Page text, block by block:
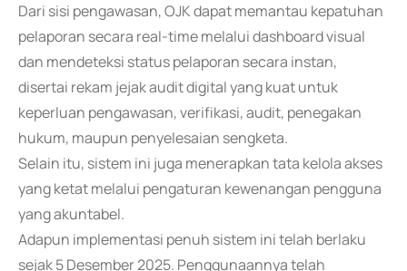
Dari sisi pengawasan, OJK dapat memantau kepatuhan
pelaporan secara real-time melalui dashboard visual
dan mendeteksi status pelaporan secara instan,
disertai rekam jejak audit digital yang kuat untuk
keperluan pengawasan, verifikasi, audit, penegakan
hukum, maupun penyelesaian sengketa.
Selain itu, sistem ini juga menerapkan tata kelola akses
yang ketat melalui pengaturan kewenangan pengguna
yang akuntabel.
Adapun implementasi penuh sistem ini telah berlaku
sejak 5 Desember 2025. Penggunaannya telah